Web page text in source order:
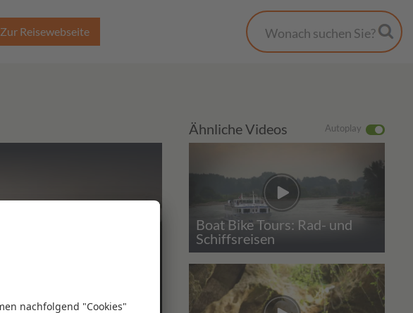
Zur Reisewebseite
Ähnliche Videos Autoplay
Boat Bike Tours: Rad- und
Schiffsreisen